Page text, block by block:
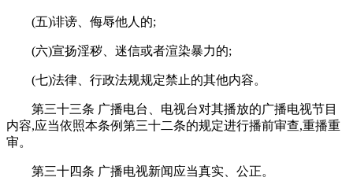
(五)诽谤、侮辱他人的;
(六)宣扬淫秽、迷信或者渲染暴力的;
(七)法律、行政法规规定禁止的其他内容。
第三十三条 广播电台、电视台对其播放的广播电视节目
内容,应当依照本条例第三十二条的规定进行播前审查,重播重
审。
第三十四条 广播电视新闻应当真实、公正。